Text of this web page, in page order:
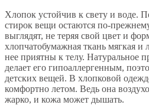
Хлопок устойчив к свету и воде.
стирок вещи остаются по-
выглядят, не теряя свой цвет и
хлопчатобумажная ткань мягкая и
нее приятны к телу. Натуральное
делает его гипоаллергенным,
детских вещей. В хлопковой
комфортно летом. Ведь она
жарко, и кожа может дышать.